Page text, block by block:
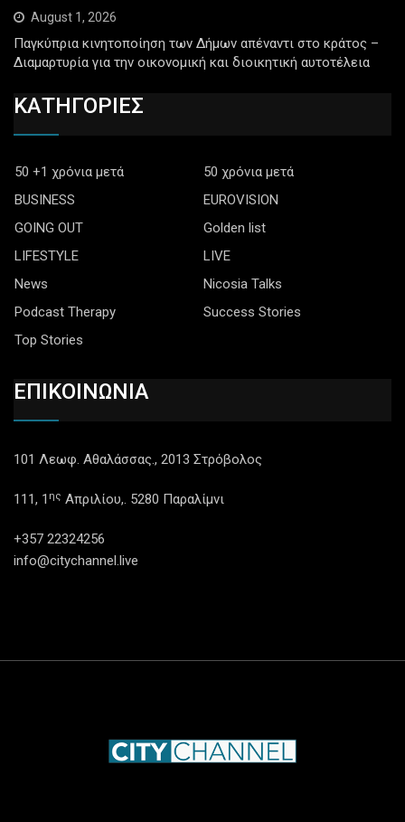
August 1, 2026
Παγκύπρια κινητοποίηση των Δήμων απέναντι στο κράτος –
Διαμαρτυρία για την οικονομική και διοικητική αυτοτέλεια
ΚΑΤΗΓΟΡΙΕΣ
50 +1 χρόνια μετά
50 χρόνια μετά
BUSINESS
EUROVISION
GOING OUT
Golden list
LIFESTYLE
LIVE
News
Nicosia Talks
Podcast Therapy
Success Stories
Top Stories
ΕΠΙΚΟΙΝΩΝΙΑ
101 Λεωφ. Αθαλάσσας., 2013 Στρόβολος
111, 1 ης Απριλίου,. 5280 Παραλίμνι
+357 22324256
info@citychannel.live